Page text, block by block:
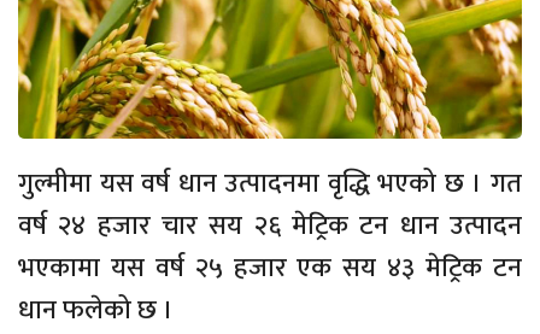
गुल्मीमा यस वर्ष धान उत्पादनमा वृद्धि भएको छ । गत
वर्ष २४ हजार चार सय २६ मेट्रिक टन धान उत्पादन
भएकामा यस वर्ष २५ हजार एक सय ४३ मेट्रिक टन
धान फलेको छ ।